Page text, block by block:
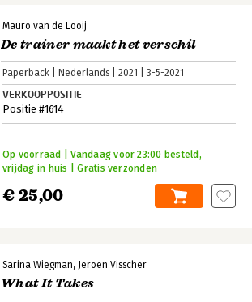
Mauro van de Looij
De trainer maakt het verschil
Paperback Nederlands 2021 3-5-2021
VERKOOPPOSITIE
Positie #1614
€ 25,00
Op voorraad | Vandaag voor 23:00 besteld,
vrijdag in huis | Gratis verzonden
Sarina Wiegman Jeroen Visscher
What It Takes